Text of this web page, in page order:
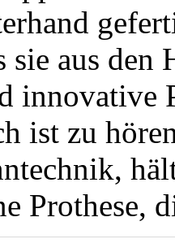
sie aus
innovative
ist zu
Prothese,